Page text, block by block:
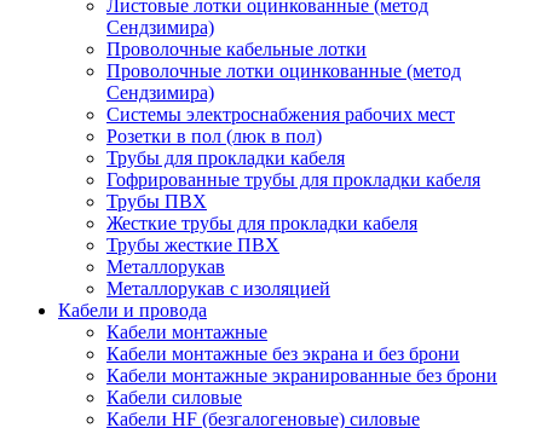
Листовые лотки оцинкованные (метод
Сендзимира)
Проволочные кабельные лотки
Проволочные лотки оцинкованные (метод
Сендзимира)
Системы электроснабжения рабочих мест
Розетки в пол (люк в пол)
Трубы для прокладки кабеля
Гофрированные трубы для прокладки кабеля
Трубы ПВХ
Жесткие трубы для прокладки кабеля
Трубы жесткие ПВХ
Металлорукав
Металлорукав с изоляцией
Кабели и провода
Кабели монтажные
Кабели монтажные без экрана и без брони
Кабели монтажные экранированные без брони
Кабели силовые
Кабели HF (безгалогеновые) силовые